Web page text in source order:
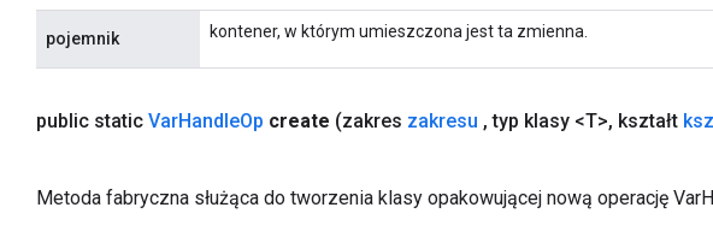
pojemnik kontener, w którym umieszczona jest ta zmienna.
public static VarHandleOp create (zakres zakresu , typ klasy <T>, kształt
Metoda fabryczna służąca do tworzenia klasy opakowującej nową operację